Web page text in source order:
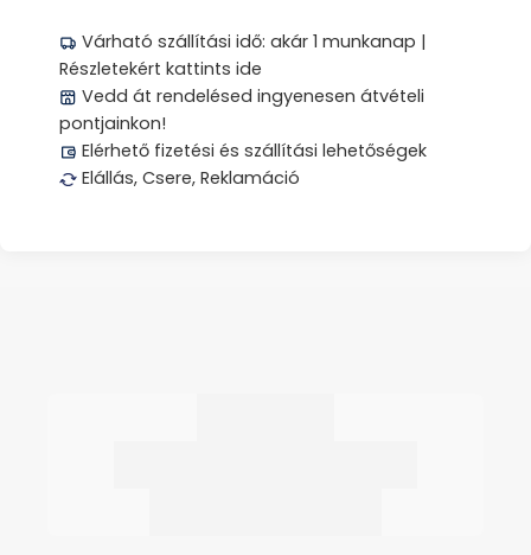
Várható szállítási idő: akár 1 munkanap |
Részletekért kattints ide
Vedd át rendelésed ingyenesen átvételi
pontjainkon!
Elérhető fizetési és szállítási lehetőségek
Elállás, Csere, Reklamáció